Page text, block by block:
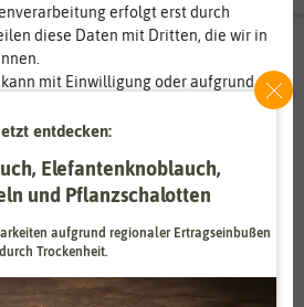
- Narzissenzwiebeln
sind in Europa heimisch und
auf dem Balkon recht wohl, denn sie
und auf dem Balkon gehören sie
dazu. Die winterharten
sich die botanischen Narzissen
erfolgt erst durch
diese Daten mit Dritten, die wir in
mit Einwilligung oder aufgrund
erfolgen. Die Zustimmung kann
Es besteht das Recht, nicht
zu widerrufen. Weitere
personenbezogener Daten und
Statistik
entdecken:
Elefantenknoblauch,
und Pflanzschalotten
aufgrund regionaler Ertragseinbußen
durch Trockenheit.